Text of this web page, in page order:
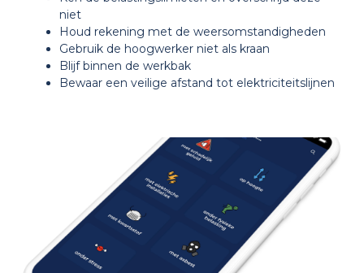
niet
Houd rekening met de weersomstandigheden
Gebruik de hoogwerker niet als kraan
Blijf binnen de werkbak
Bewaar een veilige afstand tot elektriciteitslijnen